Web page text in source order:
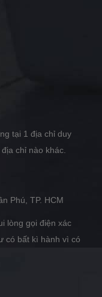
tại 1 địa chỉ duy
chỉ nào khác.
Phú, TP. HCM
lòng gọi điện xác
có bất kì hành vì có